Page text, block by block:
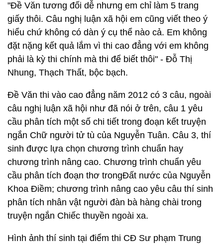
"Đề Văn tương đối dễ nhưng em chỉ làm 5 trang
giấy thôi. Câu nghị luận xã hội em cũng viết theo ý
hiểu chứ không có dàn ý cụ thể nào cả. Em không
đặt nặng kết quả lắm vì thi cao đẳng với em không
phải là kỳ thi chính mà thi để biết thôi" - Đỗ Thị
Nhung, Thạch Thất, bộc bạch.
Đề Văn thi vào cao đẳng năm 2012 có 3 câu, ngoài
câu nghị luận xã hội như đã nói ở trên, câu 1 yêu
cầu phân tích một số chi tiết trong đoạn kết truyện
ngắn Chữ người tử tù của Nguyễn Tuân. Câu 3, thí
sinh được lựa chọn chương trình chuẩn hay
chương trình nâng cao. Chương trình chuẩn yêu
cầu phân tích đoạn thơ trongĐất nước của Nguyễn
Khoa Điềm; chương trình nâng cao yêu câu thí sinh
phân tích nhân vật người đàn bà hàng chài trong
truyện ngắn Chiếc thuyền ngoài xa.
Hình ảnh thí sinh tại điểm thi CĐ Sư phạm Trung